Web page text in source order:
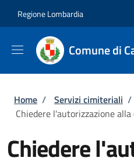
Regione Lombardia
Comune di
Briciole di pane
Home / Servizi cimiteriali /
Chiedere l'autorizzazione
Chiedere